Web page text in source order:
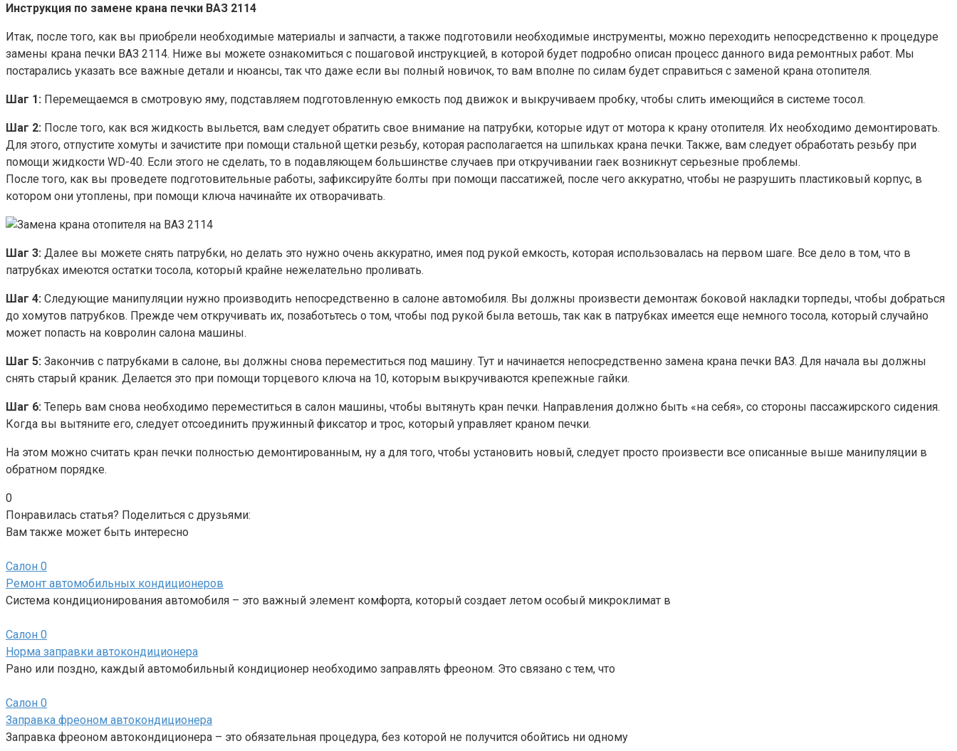
Инструкция по замене крана печки ВАЗ 2114
Итак, после того, как вы приобрели необходимые материалы и запчасти, а также подготовили необходимые инструменты, можно переходить непосредственно к процедуре
замены крана печки ВАЗ 2114. Ниже вы можете ознакомиться с пошаговой инструкцией, в которой будет подробно описан процесс данного вида ремонтных работ. Мы
постарались указать все важные детали и нюансы, так что даже если вы полный новичок, то вам вполне по силам будет справиться с заменой крана отопителя.
Шаг 1: Перемещаемся в смотровую яму, подставляем подготовленную емкость под движок и выкручиваем пробку, чтобы слить имеющийся в системе тосол.
Шаг 2: После того, как вся жидкость выльется, вам следует обратить свое внимание на патрубки, которые идут от мотора к крану отопителя. Их необходимо демонтировать.
Для этого, отпустите хомуты и зачистите при помощи стальной щетки резьбу, которая располагается на шпильках крана печки. Также, вам следует обработать резьбу при
помощи жидкости WD-40. Если этого не сделать, то в подавляющем большинстве случаев при откручивании гаек возникнут серьезные проблемы.
После того, как вы проведете подготовительные работы, зафиксируйте болты при помощи пассатижей, после чего аккуратно, чтобы не разрушить пластиковый корпус, в
котором они утоплены, при помощи ключа начинайте их отворачивать.
Шаг 3: Далее вы можете снять патрубки, но делать это нужно очень аккуратно, имея под рукой емкость, которая использовалась на первом шаге. Все дело в том, что в
патрубках имеются остатки тосола, который крайне нежелательно проливать.
Шаг 4: Следующие манипуляции нужно производить непосредственно в салоне автомобиля. Вы должны произвести демонтаж боковой накладки торпеды, чтобы добраться
до хомутов патрубков. Прежде чем откручивать их, позаботьтесь о том, чтобы под рукой была ветошь, так как в патрубках имеется еще немного тосола, который случайно
может попасть на ковролин салона машины.
Шаг 5: Закончив с патрубками в салоне, вы должны снова переместиться под машину. Тут и начинается непосредственно замена крана печки ВАЗ. Для начала вы должны
снять старый краник. Делается это при помощи торцевого ключа на 10, которым выкручиваются крепежные гайки.
Шаг 6: Теперь вам снова необходимо переместиться в салон машины, чтобы вытянуть кран печки. Направления должно быть «на себя», со стороны пассажирского сидения.
Когда вы вытяните его, следует отсоединить пружинный фиксатор и трос, который управляет краном печки.
На этом можно считать кран печки полностью демонтированным, ну а для того, чтобы установить новый, следует просто произвести все описанные выше манипуляции в
обратном порядке.
0
Понравилась статья? Поделиться с друзьями:
Вам также может быть интересно
Салон 0
Ремонт автомобильных кондиционеров
Система кондиционирования автомобиля – это важный элемент комфорта, который создает летом особый микроклимат в
Салон 0
Норма заправки автокондиционера
Рано или поздно, каждый автомобильный кондиционер необходимо заправлять фреоном. Это связано с тем, что
Салон 0
Заправка фреоном автокондиционера
Заправка фреоном автокондиционера – это обязательная процедура, без которой не получится обойтись ни одному